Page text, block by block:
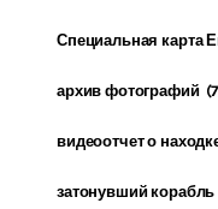
Специальная карта
архив фотографий
видеоотчет о
затонувший корабль